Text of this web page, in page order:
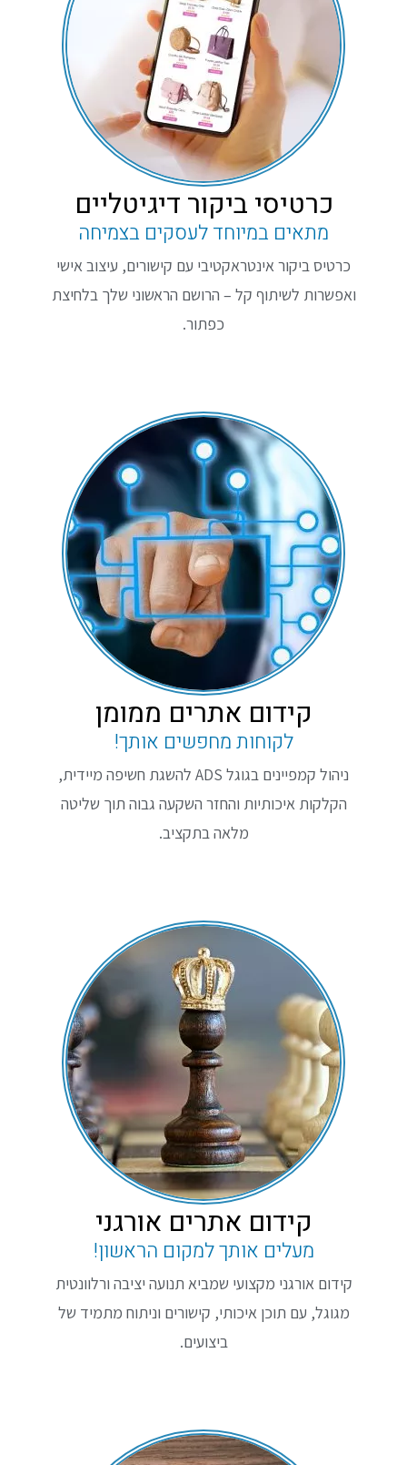
כרטיסי ביקור דיגיטליים
מתאים במיוחד לעסקים בצמיחה
כרטיס ביקור אינטראקטיבי עם קישורים, עיצוב אישי
ואפשרות לשיתוף קל – הרושם הראשוני שלך בלחיצת
כפתור.
קידום אתרים ממומן
לקוחות מחפשים אותך!
ניהול קמפיינים בגוגל ADS להשגת חשיפה מיידית,
הקלקות איכותיות והחזר השקעה גבוה תוך שליטה
מלאה בתקציב.
קידום אתרים אורגני​
מעלים אותך למקום הראשון!
קידום אורגני מקצועי שמביא תנועה יציבה ורלוונטית
מגוגל, עם תוכן איכותי, קישורים וניתוח מתמיד של
ביצועים.